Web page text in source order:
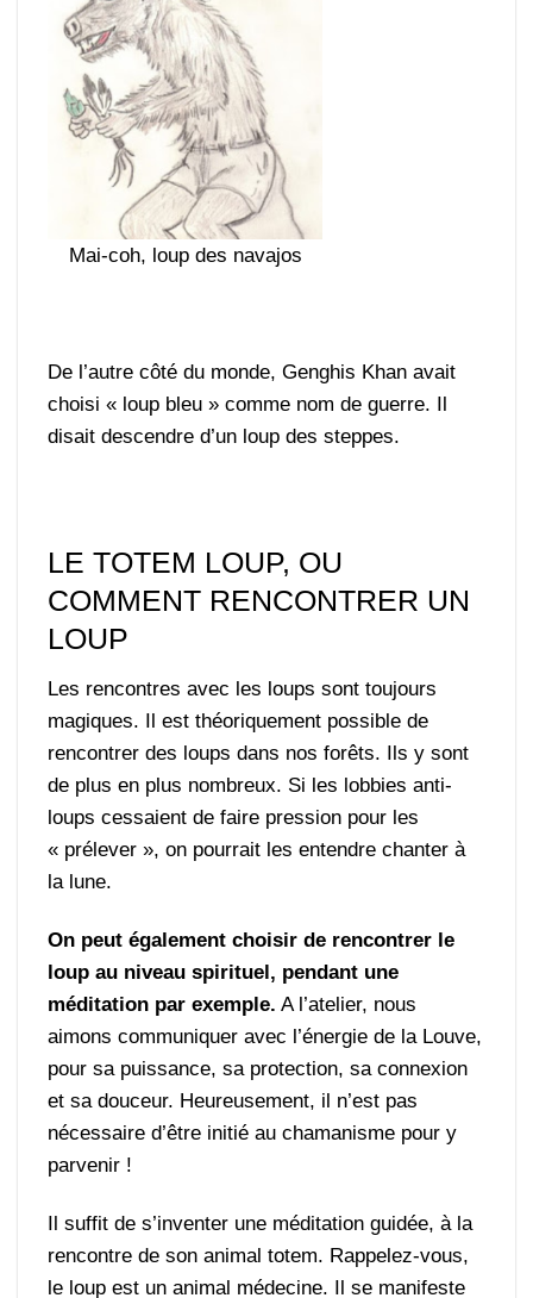
Mai-coh, loup des navajos
De l’autre côté du monde, Genghis Khan avait
choisi « loup bleu » comme nom de guerre. Il
disait descendre d’un loup des steppes.
LE TOTEM LOUP, OU
COMMENT RENCONTRER UN
LOUP
Les rencontres avec les loups sont toujours
magiques. Il est théoriquement possible de
rencontrer des loups dans nos forêts. Ils y sont
de plus en plus nombreux. Si les lobbies anti-
loups cessaient de faire pression pour les
« prélever », on pourrait les entendre chanter à
la lune.
On peut également choisir de rencontrer le
loup au niveau spirituel, pendant une
méditation par exemple. A l’atelier, nous
aimons communiquer avec l’énergie de la Louve,
pour sa puissance, sa protection, sa connexion
et sa douceur. Heureusement, il n’est pas
nécessaire d’être initié au chamanisme pour y
parvenir !
Il suffit de s’inventer une méditation guidée, à la
rencontre de son animal totem. Rappelez-vous,
le loup est un animal médecine. Il se manifeste